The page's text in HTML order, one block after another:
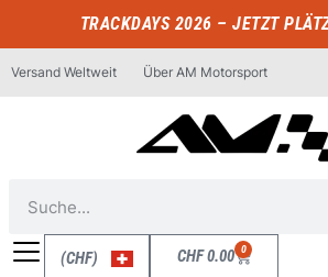
TRACKDAYS 2026 – JETZT
Versand Weltweit Über AM Motorsport
(CHF) CHF0.00 0